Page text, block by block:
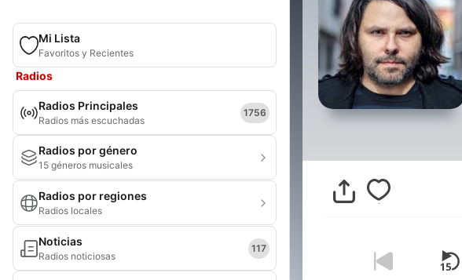
Mi Lista
Favoritos y Recientes
Radios
Radios Principales
Radios más escuchadas
1756
Radios por género
15 géneros musicales
Radios por regiones
Radios locales
Noticias
Radios noticiosas
117